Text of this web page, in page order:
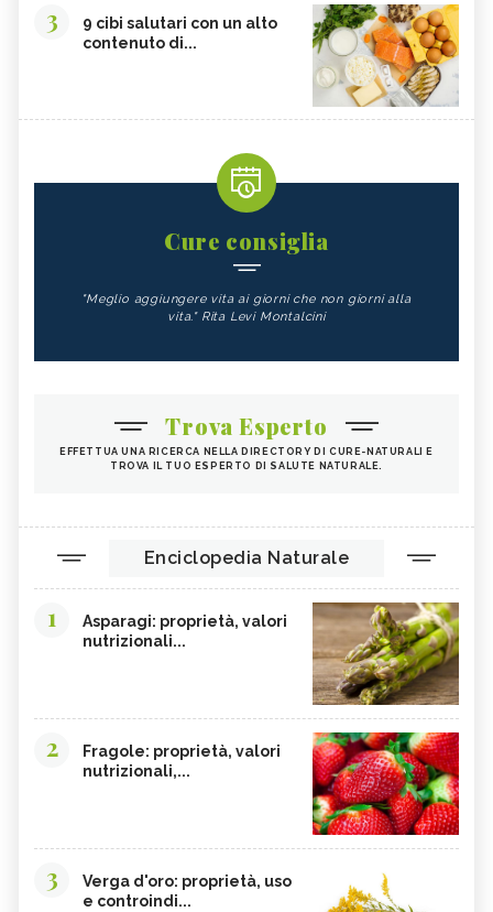
3
9 cibi salutari con un alto
contenuto di...
Cure consiglia
"Meglio aggiungere vita ai giorni che non giorni alla
vita." Rita Levi Montalcini
Trova Esperto
EFFETTUA UNA RICERCA NELLA DIRECTORY DI CURE-NATURALI E
TROVA IL TUO ESPERTO DI SALUTE NATURALE.
Enciclopedia Naturale
1
Asparagi: proprietà, valori
nutrizionali...
2
Fragole: proprietà, valori
nutrizionali,...
3
Verga d'oro: proprietà, uso
e controindi...